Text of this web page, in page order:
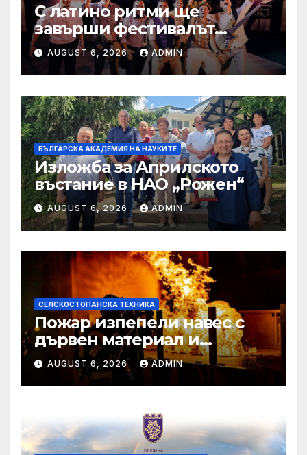
С латино ритми ще
завърши фестивалът
„Август е музика“ в Стара
Загора
AUGUST 6, 2026 ADMIN
БЪЛГАРСКА АКАДЕМИЯ НА НАУКИТЕ
Изложба за Априлското
въстание в НАО „Рожен“
AUGUST 6, 2026 ADMIN
СЕЛСКОСТОПАНСКА ТЕХНИКА
Пожар изпепели навес с
дървен материал и
земеделска техника
AUGUST 6, 2026 ADMIN